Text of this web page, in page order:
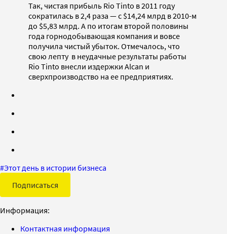
Так, чистая прибыль Rio Tinto в 2011 году
сократилась в 2,4 раза — с $14,24 млрд в 2010-м
до $5,83 млрд. А по итогам второй половины
года горнодобывающая компания и вовсе
получила чистый убыток. Отмечалось, что
свою лепту в неудачные результаты работы
Rio Tinto внесли издержки Alcan и
сверхпроизводство на ее предприятиях.
#Этот день в истории бизнеса
Подписаться
Информация:
Контактная информация